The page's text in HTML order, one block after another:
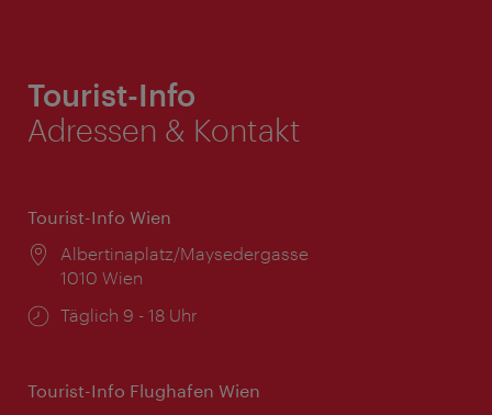
Tourist-Info
Adressen & Kontakt
Tourist-Info Wien
Ort:
Albertinaplatz/Maysedergasse
1010 Wien
Öffnungszeiten:
Täglich 9 - 18 Uhr
Tourist-Info Flughafen Wien